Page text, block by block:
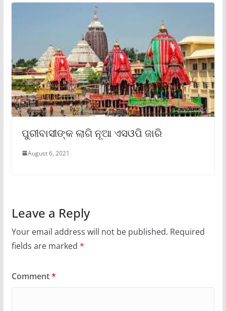
ପୁରୀବାସୀଙ୍କ ଲାଗି ନୂଆ ଏସଓପି ଜାରି
August 6, 2021
Leave a Reply
Your email address will not be published. Required
fields are marked *
Comment*